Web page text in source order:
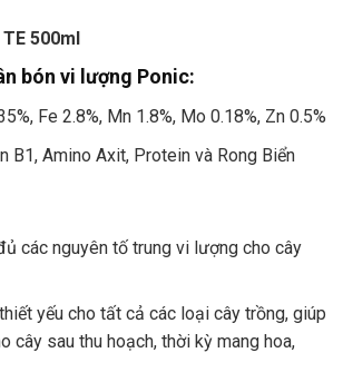
500ml
bón vi lượng Ponic:
Fe 2.8%, Mn 1.8%, Mo 0.18%, Zn 0.5%
B1, Amino Axit, Protein và Rong Biển
các nguyên tố trung vi lượng cho cây
yếu cho tất cả các loại cây trồng, giúp
cây sau thu hoạch, thời kỳ mang hoa,